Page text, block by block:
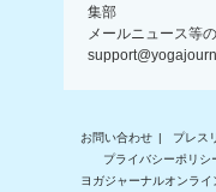
集部
メールニュース等
お問い合わせ プレス
プライバシーポリシ
ヨガジャーナルオンライ